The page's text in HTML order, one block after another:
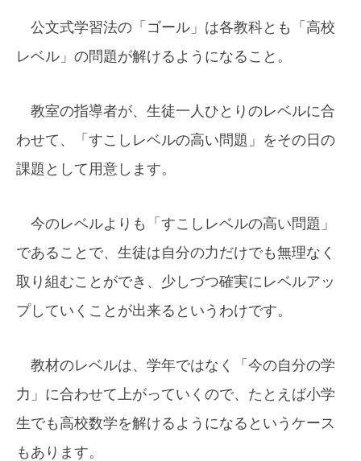
公文式学習法の「ゴール」は各教科とも「高校
レベル」の問題が解けるようになること。
教室の指導者が、生徒一人ひとりのレベルに合
わせて、「すこしレベルの高い問題」をその日の
課題として用意します。
今のレベルよりも「すこしレベルの高い問題」
であることで、生徒は自分の力だけでも無理なく
取り組むことができ、少しづつ確実にレベルアッ
プしていくことが出来るというわけです。
教材のレベルは、学年ではなく「今の自分の学
力」に合わせて上がっていくので、たとえば小学
生でも高校数学を解けるようになるというケース
もあります。